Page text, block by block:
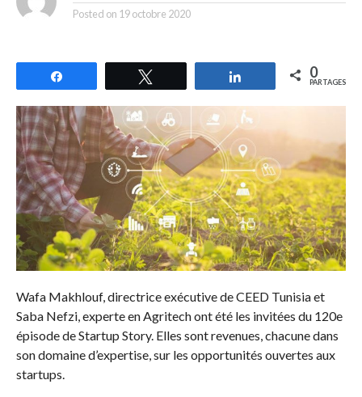
Posted on 19 octobre 2020
Partagez 0
PARTAGES
Wafa Makhlouf, directrice exécutive de CEED Tunisia et
Saba Nefzi, experte en Agritech ont été les invitées du 120e
épisode de Startup Story. Elles sont revenues, chacune dans
son domaine d’expertise, sur les opportunités ouvertes aux
startups.